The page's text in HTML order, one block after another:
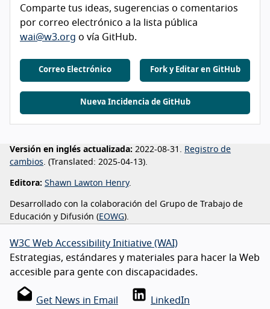
Comparte tus ideas, sugerencias o comentarios
por correo electrónico a la lista pública
wai@w3.org o vía GitHub.
Correo Electrónico Fork y Editar en GitHub
Nueva Incidencia de GitHub
Versión en inglés actualizada: 2022-08-31.
Registro de
cambios . (Translated: 2025-04-13).
Editora: Shawn Lawton Henry.
Desarrollado con la colaboración del Grupo de Trabajo de
Educación y Difusión (EOWG).
W3C Web Accessibility Initiative (WAI)
Estrategias, estándares y materiales para hacer la Web
accesible para gente con discapacidades.
Get News in Email LinkedIn